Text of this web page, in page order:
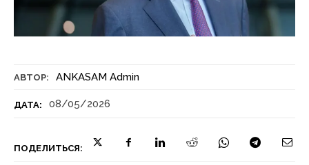
АВТОР: ANKASAM Admin
ДАТА: 08/05/2026
ПОДЕЛИТЬСЯ: